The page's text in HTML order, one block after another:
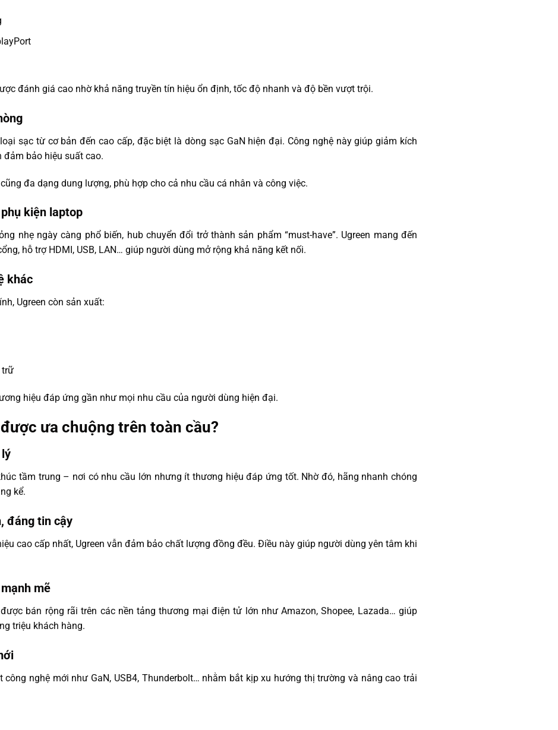
đánh giá cao nhờ khả năng truyền tín hiệu ổn định, tốc độ nhanh và độ bền vượt trội.
sạc từ cơ bản đến cao cấp, đặc biệt là dòng sạc GaN hiện đại. Công nghệ này giúp giảm kích
bảo hiệu suất cao.
đa dạng dung lượng, phù hợp cho cả nhu cầu cá nhân và công việc.
kiện laptop
nhẹ ngày càng phổ biến, hub chuyển đổi trở thành sản phẩm “must-have”. Ugreen mang đến
hỗ trợ HDMI, USB, LAN… giúp người dùng mở rộng khả năng kết nối.
khác
Ugreen còn sản xuất:
trữ
hiệu đáp ứng gần như mọi nhu cầu của người dùng hiện đại.
ưa chuộng trên toàn cầu?
tầm trung – nơi có nhu cầu lớn nhưng ít thương hiệu đáp ứng tốt. Nhờ đó, hãng nhanh chóng
kể.
đáng tin cậy
cao cấp nhất, Ugreen vẫn đảm bảo chất lượng đồng đều. Điều này giúp người dùng yên tâm khi
mẽ
bán rộng rãi trên các nền tảng thương mại điện tử lớn như Amazon, Shopee, Lazada… giúp
triệu khách hàng.
công nghệ mới như GaN, USB4, Thunderbolt… nhằm bắt kịp xu hướng thị trường và nâng cao trải